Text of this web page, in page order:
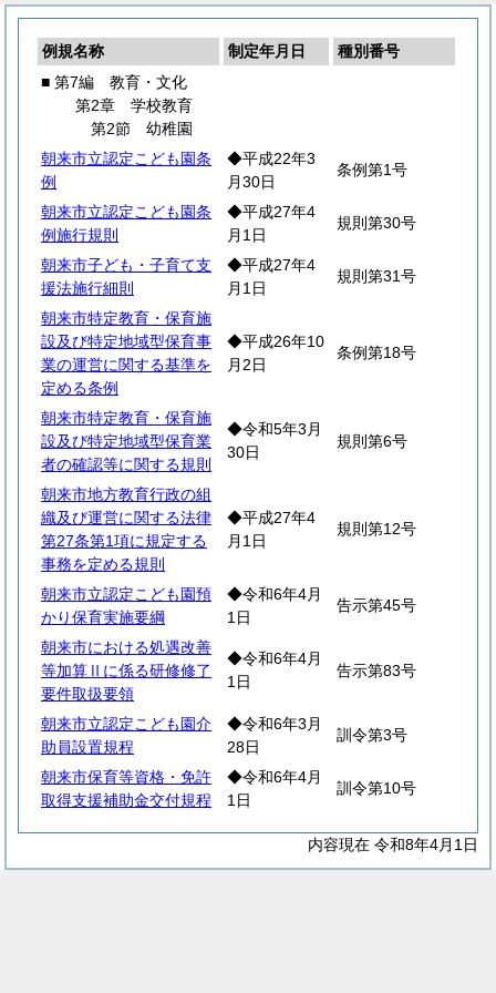
例規名称 制定年月日
種別番号
■ 第7編 教育・文化
第2章 学校教育
第2節 幼稚園
朝来市立認定こども園条
例
◆平成22年3
月30日
条例第1号
朝来市立認定こども園条
例施行規則
◆平成27年4
月1日
規則第30号
朝来市子ども・子育て支
援法施行細則
◆平成27年4
月1日
規則第31号
朝来市特定教育・保育施
設及び特定地域型保育事
業の運営に関する基準を
定める条例
◆平成26年10
月2日
条例第18号
朝来市特定教育・保育施
設及び特定地域型保育業
者の確認等に関する規則
◆令和5年3月
30日
規則第6号
朝来市地方教育行政の組
織及び運営に関する法律
第27条第1項に規定する
事務を定める規則
◆平成27年4
月1日
規則第12号
朝来市立認定こども園預
かり保育実施要綱
◆令和6年4月
1日
告示第45号
朝来市における処遇改善
等加算Ⅱに係る研修修了
要件取扱要領
◆令和6年4月
1日
告示第83号
朝来市立認定こども園介
助員設置規程
◆令和6年3月
28日
訓令第3号
朝来市保育等資格・免許
取得支援補助金交付規程
◆令和6年4月
1日
訓令第10号
内容現在 令和8年4月1日